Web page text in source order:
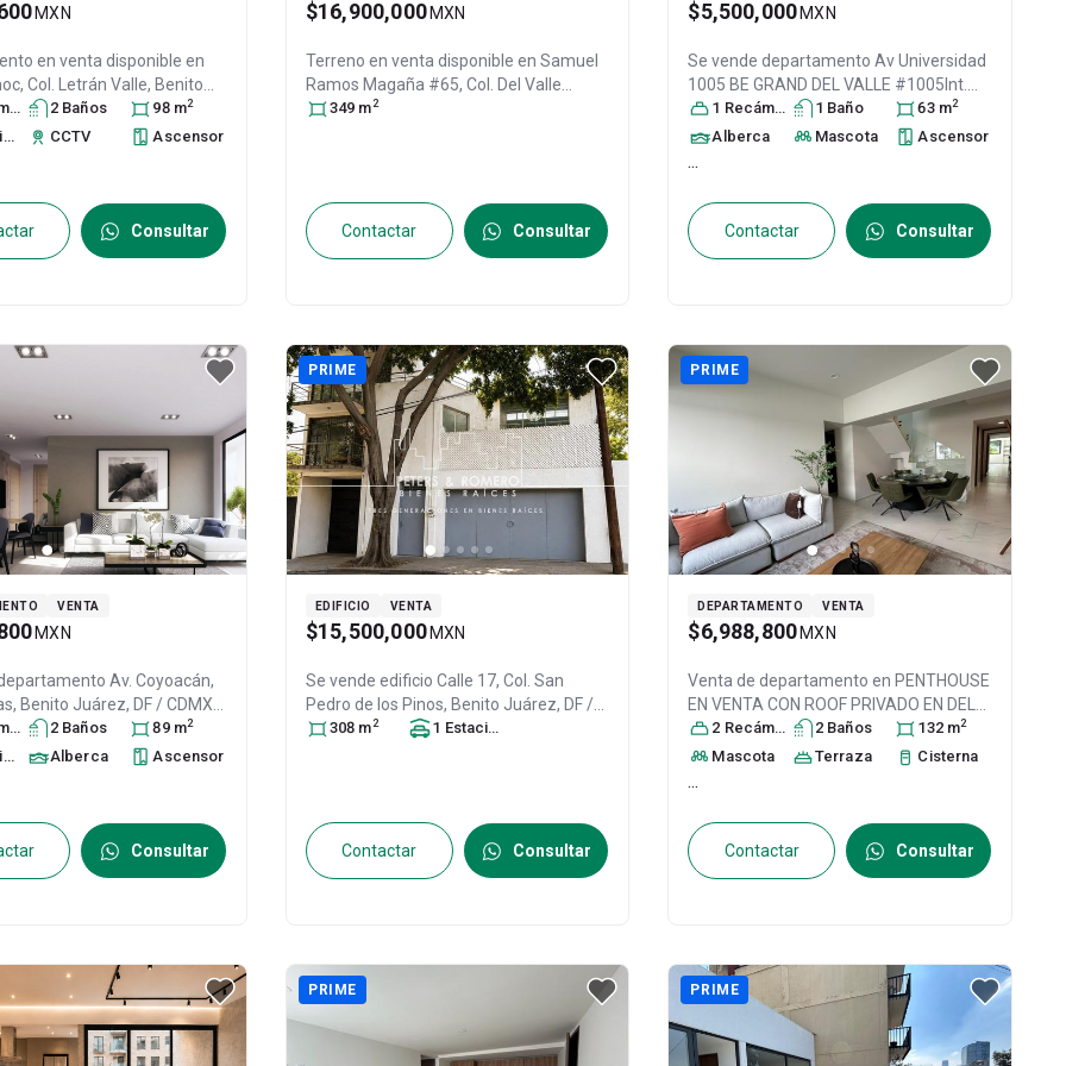
MXN
en venta disponible en
Col. Letrán Valle, Benito
/ CDMX, México , C.P. 03650
s 2 Baños 98 m2
CCTV Ascensor
Consultar
$16,900,000 MXN
Terreno en venta disponible en Samuel
Ramos Magaña #65, Col. Del Valle
Centro,Benito Juárez
349 m2
Contactar Consultar
$5,500,000 MXN
Se vende departamentoAv Universidad
1005 BE GRAND DEL VALLE #1005Int.
A309, Col. Del Valle Sur,
Benito Juárez
DF / CDMX, México, C.P. 03104 , ID:
1 Recámara 1 Baño 63 m2
Alberca Mascota Ascensor
...
Contactar Consultar
VENTA
MXN
Av. Coyoacán,
Benito Juárez, DF / CDMX
03240 , ID:31473344
s 2 Baños 89 m2
s
Alberca Ascensor
Consultar
PRIME
EDIFICIO VENTA
$15,500,000 MXN
Se vende edificio Calle 17, Col. San
Pedro de los Pinos, Benito Juárez, DF /
CDMX, México, C.P. 03800, ID:
308 m2 1 Estacionamiento
Contactar Consultar
PRIME
DEPARTAMENTO VENTA
$6,988,800 MXN
Venta de departamento en PENTHOUSE
EN VENTA CON ROOF PRIVADO EN DEL
VALLE, Col. Del Valle Norte,
Benito
Juárez, DF / CDMX, México , C.P. 03103,
2 Recámara s 2 Baños 132 m2
Mascota Terraza Cisterna
...
Contactar Consultar
PRIME PRIME